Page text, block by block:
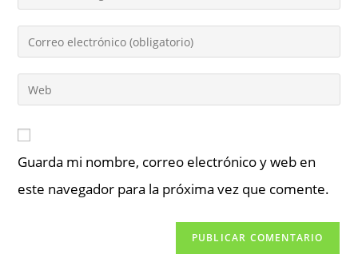
Guarda mi nombre, correo electrónico y web en
este navegador para la próxima vez que comente.